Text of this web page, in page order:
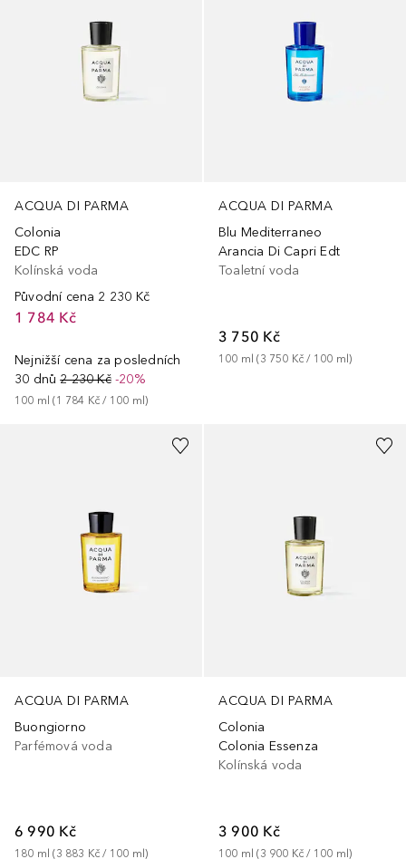
ACQUA DI PARMA
Colonia
EDC RP
Kolínská voda
Původní cena 2 230 Kč
1 784 Kč
Nejnižší cena za posledních
30 dnů 2 230 Kč-20%
100 ml (1 784 Kč / 100 ml)
ACQUA DI PARMA
Blu Mediterraneo
Arancia Di Capri Edt
Toaletní voda
3 750 Kč
100 ml (3 750 Kč / 100 ml)
ACQUA DI PARMA
Buongiorno
Parfémová voda
6 990 Kč
180 ml (3 883 Kč / 100 ml)
ACQUA DI PARMA
Colonia
Colonia Essenza
Kolínská voda
3 900 Kč
100 ml (3 900 Kč / 100 ml)